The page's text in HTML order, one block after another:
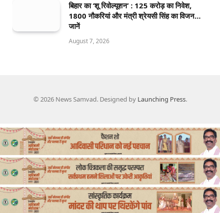
बिहार का ‘शू रिवोल्यूशन’ : 125 करोड़ का निवेश,
1800 नौकरियां और मंत्री श्रेयसी सिंह का विजन…
जानें
August 7, 2026
© 2026 News Samvad. Designed by Launching Press.